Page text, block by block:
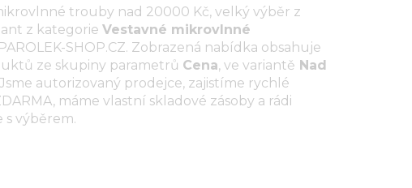
trouby nad 20000 Kč, velký výběr z
z kategorie Vestavné mikrovlnné
PAROLEK-SHOP.CZ. Zobrazená nabídka obsahuje
ze skupiny parametrů Cena, ve variantě Nad
autorizovaný prodejce, zajistíme rychlé
máme vlastní skladové zásoby a rádi
s výběrem.